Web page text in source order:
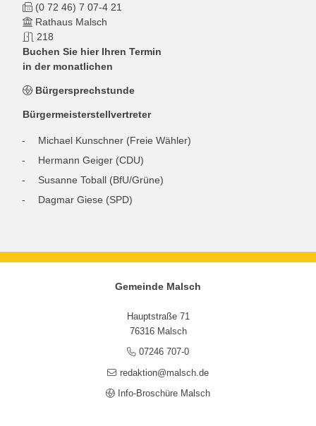
(0 72 46) 7 07-4 21
Rathaus Malsch
218
Buchen Sie hier Ihren Termin
in der monatlichen
Bürgersprechstunde
Bürgermeisterstellvertreter
Michael Kunschner (Freie Wähler)
Hermann Geiger (CDU)
Susanne Toball (BfU/Grüne)
Dagmar Giese (SPD)
Gemeinde Malsch
Hauptstraße 71
76316 Malsch
07246 707-0
redaktion@malsch.de
Info-Broschüre Malsch